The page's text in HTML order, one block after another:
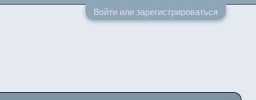
Войти или зарегистрироваться